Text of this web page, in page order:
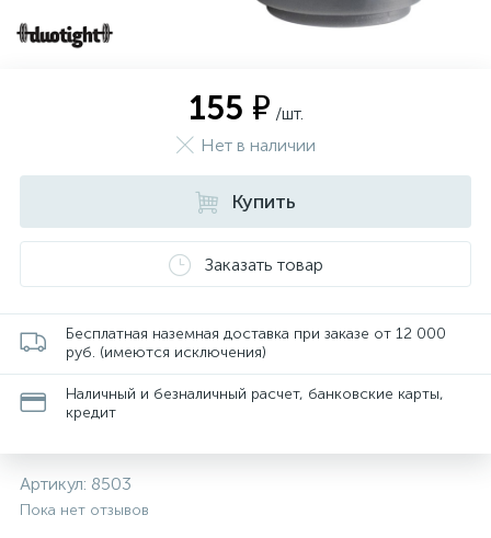
155 ₽ /шт.
Нет в наличии
Купить
Заказать товар
Бесплатная наземная доставка при заказе от 12 000
руб. (имеются исключения)
Наличный и безналичный расчет, банковские карты,
кредит
Артикул: 8503
Пока нет отзывов